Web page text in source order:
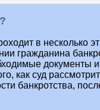
в несколько
гражданина
документы
как суд
банкротства,